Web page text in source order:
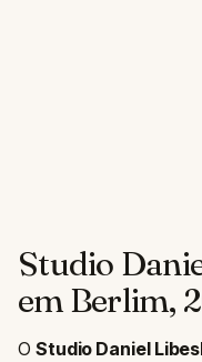
Studio
em Berlim,
O Studio Daniel